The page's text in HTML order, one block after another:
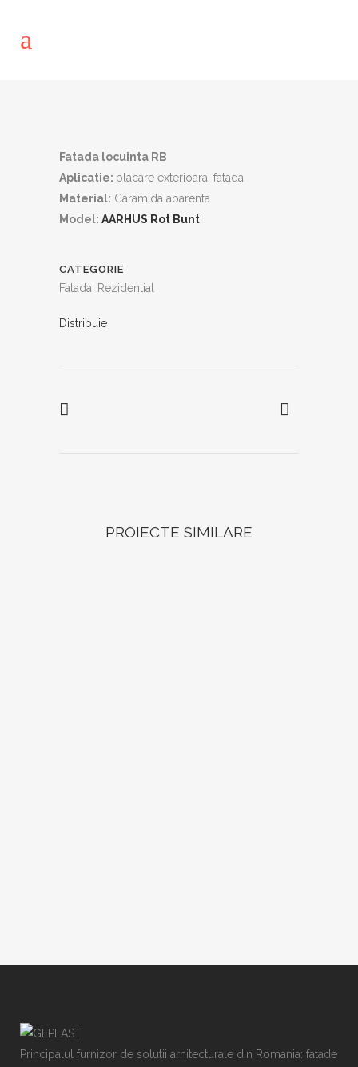
Fatada locuinta RB
Aplicatie: placare exterioara, fatada
Material: Caramida aparenta
Model: AARHUS Rot Bunt
CATEGORIE
Fatada, Rezidential
Distribuie
PROIECTE SIMILARE
Principalul furnizor de solutii arhitecturale din Romania: fatade